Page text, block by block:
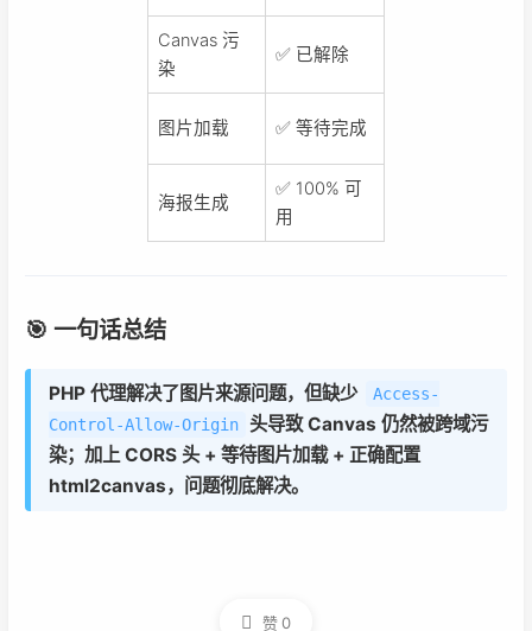
Canvas 污
染
✅ 已解除
图片加载 ✅ 等待完成
海报生成
✅ 100% 可
用
🎯 一句话总结
PHP 代理解决了图片来源问题，但缺少
Access-
Control-Allow-Origin 头导致 Canvas 仍然被跨域污
染；加上 CORS 头 + 等待图片加载 + 正确配置
html2canvas，问题彻底解决。
赞0